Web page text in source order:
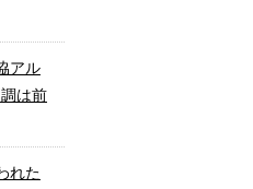
アル
は前
れた